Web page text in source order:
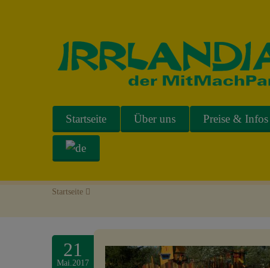
Startseite Über uns Preise & Infos
Startseite >
21
Mai.2017